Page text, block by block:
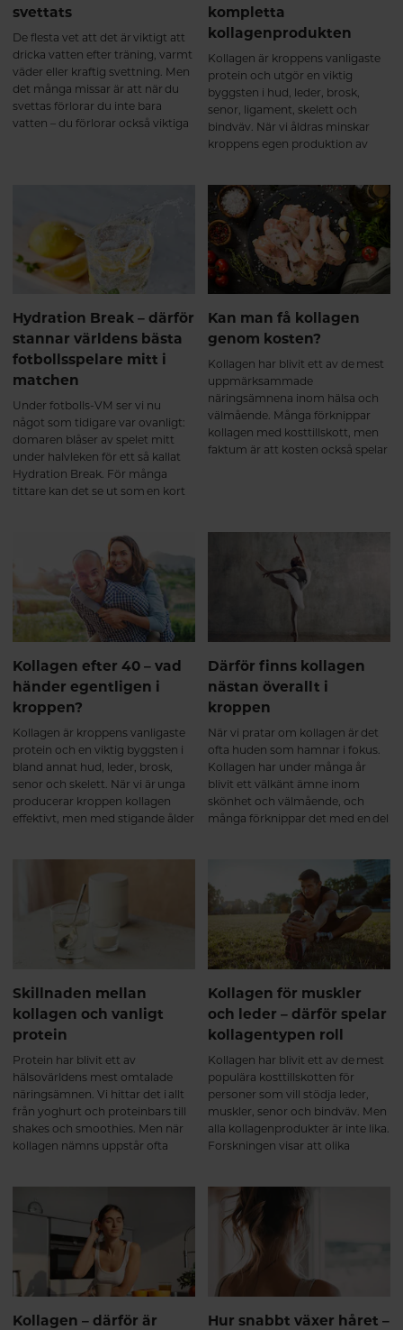
utan även kan fungera som
signalmolekyler som stimulerar
kollagenomsättning i bindväven².
Ett multikollagen innehåller
kollagenpeptider från flera
naturliga källor och
kollagentyper. När peptiderna
tagits upp används de där
exempel i brosk, senor, ligament
och annan bindväv. De första
veckorna – kroppen börjar bygga
upp Under de första veckorna
sker förändringarna framför allt
på cellnivå. Kollagenpeptiderna
används som byggmaterial
kontinuerligt förnyas. Kroppen
omsätter ständigt kollagen, och
som glycin, prolin och
hydroxyprolin – viktiga
byggstenar i kollagenets struktur.
För de flesta märks ännu inga
tydliga skillnader, men kroppen
har påbörjat den naturliga
märka skillnad Efter ungefär 8–12
veckor börjar resultaten bli mer
påtagliga. Flera kliniska studier
visar att regelbundet intag av
kollagenpeptider kan bidra till att
stödja ledernas funktion och
minska aktivitetsrelaterad ledvärk
hos vissa personer³⁴. Många
beskriver att kroppen känns: ✔
stel efter vila ✔ bättre återhämtad
efter fysisk aktivitet Hos personer
som tränar har forskning även
visat att kollagenpeptider, i
kombination med styrketräning,
kan stödja muskelmassa och
styrkeutveckling. Detta tros
bindväven som omger och
stödjer musklerna⁵. Efter 6
månader – långsiktigt stöd för
muskler och leder Kollagen
omsätts långsamt i kroppen,
vilket gör att kontinuitet är viktig.
Vid regelbundet intag under flera
månader visar forskning att
kollagen kan bidra till en fortsatt
positiv utveckling av broskets
och bindvävens kvalitet samt ge
ett långsiktigt stöd för
ledfunktionen⁶. Många upplever
då att kroppen känns: ✔ mer
rörlig ✔ stabilare i lederna ✔
bättre rustad för både träning
och vardagens belastning Det
byggstenar över tid. Varför välja
ett multikollagen? Ett
multikollagen kombinerar
kollagen från flera naturliga källor
och innehåller kollagen typ I, II
och III. Eftersom kollagenet är
hydrolyserat bryts det ner till
mindre peptider som kroppen
svettats
De flesta vet att det är viktigt att
dricka vatten efter träning, varmt
väder eller kraftig svettning. Men
det många missar är att när du
svettas förlorar du inte bara
vatten – du förlorar också viktiga
kompletta
kollagenprodukten
Kollagen är kroppens vanligaste
protein och utgör en viktig
byggsten i hud, leder, brosk,
senor, ligament, skelett och
bindväv. När vi åldras minskar
kroppens egen produktion av
med kollagentillskott. Alla
kollagenprodukter är dock inte
lika kompletta.
Hydration Break – därför
stannar världens bästa
fotbollsspelare mitt i
matchen
Under fotbolls-VM ser vi nu
något som tidigare var ovanligt:
domaren blåser av spelet mitt
under halvleken för ett så kallat
Hydration Break. För många
tittare kan det se ut som en kort
verkliga anledningen är betydligt
Kan man få kollagen
genom kosten?
Kollagen har blivit ett av de mest
uppmärksammade
näringsämnena inom hälsa och
välmående. Många förknippar
kollagen med kosttillskott, men
faktum är att kosten också spelar
Kollagen efter 40 – vad
händer egentligen i
kroppen?
Kollagen är kroppens vanligaste
protein och en viktig byggsten i
bland annat hud, leder, brosk,
senor och skelett. När vi är unga
producerar kroppen kollagen
effektivt, men med stigande ålder
mer märkbara efter 40 års ålder,
då kroppens förmåga att bilda
nytt kollagen inte längre håller
samma takt som tidigare.
Därför finns kollagen
nästan överallt i
kroppen
När vi pratar om kollagen är det
ofta huden som hamnar i fokus.
Kollagen har under många år
blivit ett välkänt ämne inom
skönhet och välmående, och
många förknippar det med en del
mycket mer än så.
Skillnaden mellan
kollagen och vanligt
protein
Protein har blivit ett av
hälsovärldens mest omtalade
näringsämnen. Vi hittar det i allt
från yoghurt och proteinbars till
shakes och smoothies. Men när
kollagen nämns uppstår ofta
Kollagen för muskler
och leder – därför spelar
kollagentypen roll
Kollagen har blivit ett av de mest
populära kosttillskotten för
personer som vill stödja leder,
muskler, senor och bindväv. Men
alla kollagenprodukter är inte lika.
Forskningen visar att olika
produkt som kombinerar flera
typer av kollagen kan erbjuda
bredare stöd än ett enskilt
kollagen. För den som vill
bibehålla rörlighet, styrka och en
aktiv livsstil kan valet av kollagen
därför spela stor roll.
Kollagen – därför är
Hur snabbt växer håret –